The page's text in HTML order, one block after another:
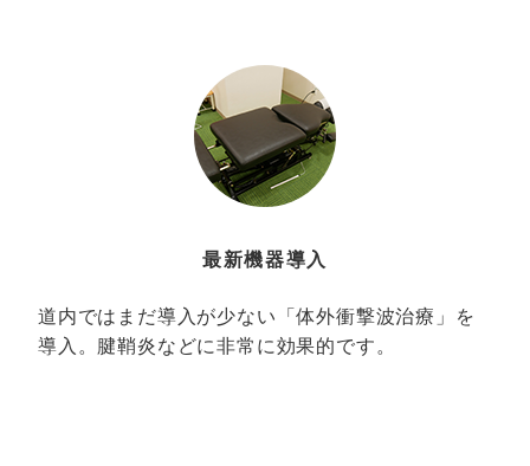
最新機器導入
道内ではまだ導入が少ない「体外衝撃波治療」を
導入。腱鞘炎などに非常に効果的です。